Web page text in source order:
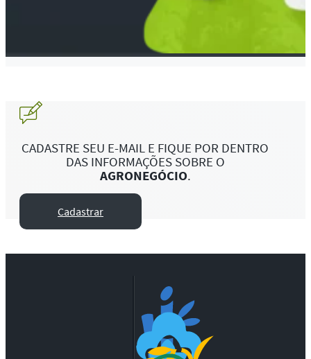
CADASTRE SEU E-MAIL E FIQUE POR DENTRO
DAS INFORMAÇÕES SOBRE O
AGRONEGÓCIO.
Cadastrar